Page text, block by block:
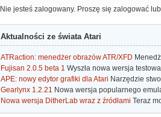
Nie jesteś zalogowany. Proszę się zalogować
Aktualności ze świata Atari
ATRaction: menedżer obrazów ATR/XFD
Fujisan 2.0.5 beta 1 Wyszła nowa wersja
APE: nowy edytor grafiki dla Atari Narzędzie
Gearlynx 1.2.21 Nowa wersja popularnego
Nowa wersja DitherLab wraz z źródłami Teraz